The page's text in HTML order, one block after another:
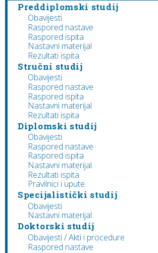
Preddiplomski studij
Obavijesti
Raspored nastave
Raspored ispita
Nastavni materijal
Rezultati ispita
Stručni studij
Obavijesti
Raspored nastave
Raspored ispita
Nastavni materijal
Rezultati ispita
Diplomski studij
Obavijesti
Raspored nastave
Raspored ispita
Nastavni materijal
Rezultati ispita
Pravilnici i upute
Specijalistički studij
Obavijesti
Nastavni materijal
Doktorski studij
Obavijesti / Akti i procedure
Raspored nastave